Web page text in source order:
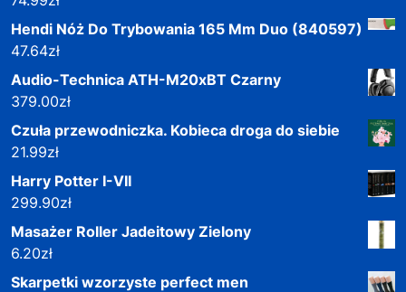
Hendi Nóż Do Trybowania 165 Mm Duo (840597)
47.64zł
Audio-Technica ATH-M20xBT Czarny
379.00zł
Czuła przewodniczka. Kobieca droga do siebie
21.99zł
Harry Potter I-VII
299.90zł
Masażer Roller Jadeitowy Zielony
6.20zł
Skarpetki wzorzyste perfect men